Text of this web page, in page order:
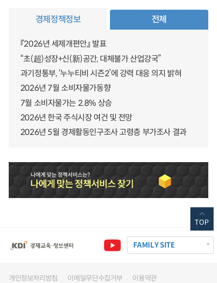
경제정책정보 전체
『2026년 세제개편안』 발표
“초(超)성장+신(新)공간, 대체불가 산업강국”
과기정통부, ‘누누티비 시즌2’에 강력 대응 의지 밝혀
2026년 7월 소비자물가동향
7월 소비자물가는 2.8% 상승
2026년 한국 주식시장 여건 및 전망
2026년 5월 경제활동인구조사 고령층 부가조사 결과
FAMILY SITE
개인정보처리방침 이메일무단수집거부 이용약관
TOP